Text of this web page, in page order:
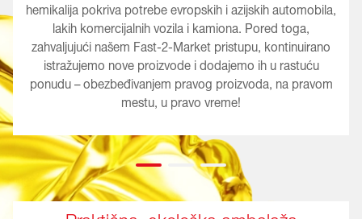
hemikalija pokriva potrebe evropskih i azijskih automobila,
lakih komercijalnih vozila i kamiona. Pored toga,
zahvaljujući našem Fast-2-Market pristupu, kontinuirano
istražujemo nove proizvode i dodajemo ih u rastuću
ponudu – obezbeđivanjem pravog proizvoda, na pravom
mestu, u pravo vreme!